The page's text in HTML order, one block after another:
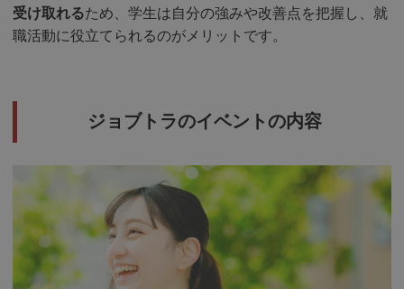
受け取れるため、学生は自分の強みや改善点を把握し、就
職活動に役立てられるのがメリットです。
ジョブトラのイベントの内容